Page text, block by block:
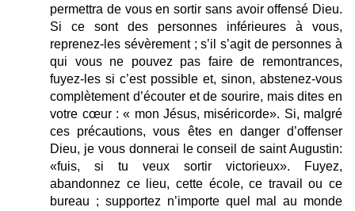
permettra de vous en sortir sans avoir offensé Dieu.
Si ce sont des personnes inférieures à vous,
reprenez-les sévèrement ; s’il s’agit de personnes à
qui vous ne pouvez pas faire de remontrances,
fuyez-les si c’est possible et, sinon, abstenez-vous
complètement d’écouter et de sourire, mais dites en
votre cœur : « mon Jésus, miséricorde». Si, malgré
ces précautions, vous êtes en danger d’offenser
Dieu, je vous donnerai le conseil de saint Augustin:
«fuis, si tu veux sortir victorieux». Fuyez,
abandonnez ce lieu, cette école, ce travail ou ce
bureau ; supportez n’importe quel mal au monde